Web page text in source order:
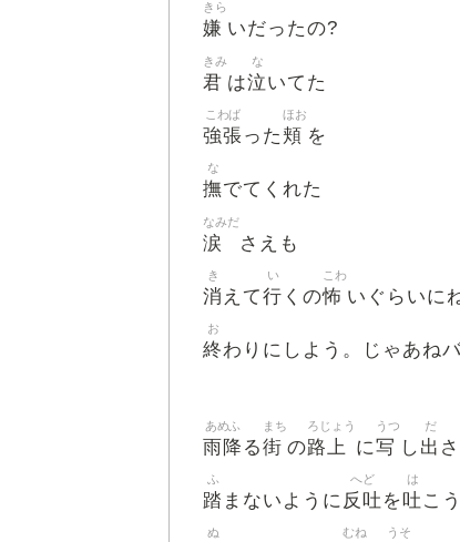
嫌
きら
いだったの?
君
きみ
は泣
な
いてた
強張
こわば
った頬
ほお
を
撫
な
でてくれた
涙
なみだ
さえも
消
き
えて行
い
くの怖
こわ
いぐらいに
終
お
わりにしよう。じゃあねバ
雨降
あめふ
る街
まち
の路上
ろじょう
に写
うつ
し 出
だ
踏
ふ
まないように 反吐
へど
を吐
は
こう
ぬ むね うそ